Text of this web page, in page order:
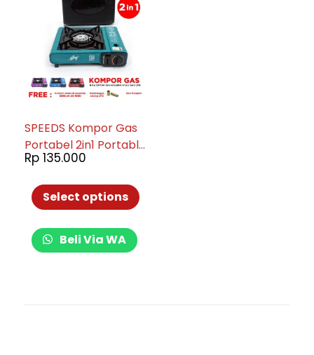
SPEEDS Kompor Gas
Portabel 2in1 Portable
Stove Kompor Masak
Kaleng Elpiji 003-3616
Rp 135.000
Select options
Beli Via WA